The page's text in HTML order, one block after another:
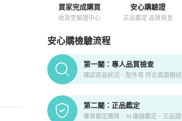
買家完成購買
收貨至驗證中心
安心購驗證
正品鑑定 品質檢查
安心購檢驗流程
PopChill拍拍圈正品驗證、安心購檢驗
第一關：專人品質檢查
確認商品狀況、配件等 符合頁面描述
第二關：正品鑑定
專業鑑定團隊、AI 儀器鑑定、正品證